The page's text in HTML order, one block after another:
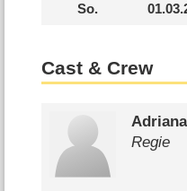
So.
Cast & Crew
Regie